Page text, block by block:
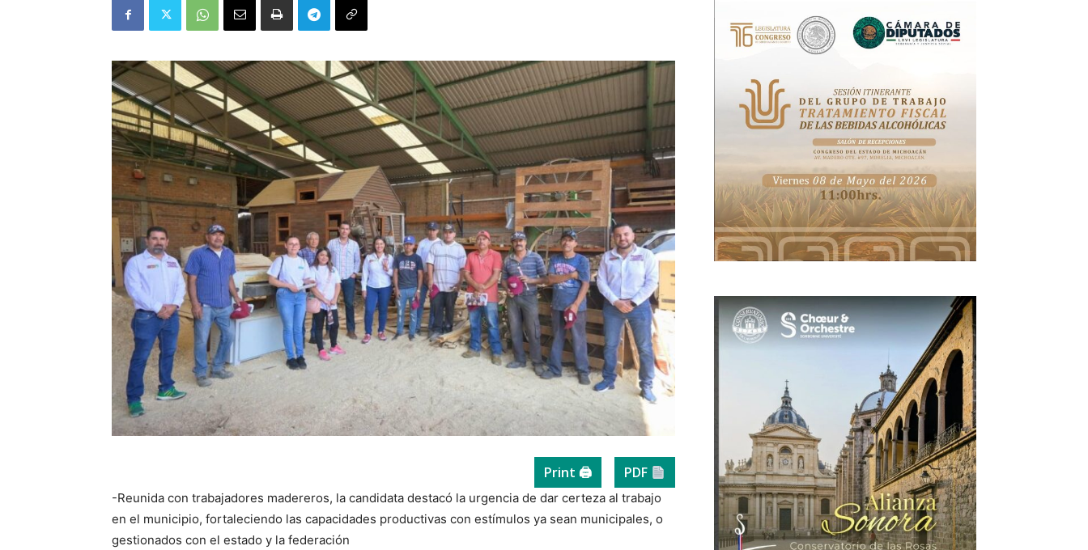
Print 🖨 PDF
-Reunida con trabajadores madereros, la candidata destacó la urgencia de dar certeza al trabajo
en el municipio, fortaleciendo las capacidades productivas con estímulos ya sean municipales, o
gestionados con el estado y la federación